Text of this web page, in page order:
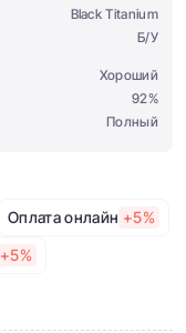
Black Titanium
Б/У
Хороший
92%
Полный
Оплата онлайн +5%
+5%